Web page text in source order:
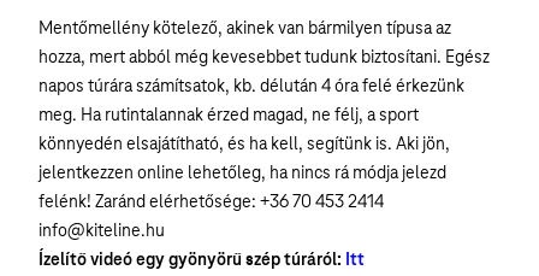
Mentőmellény kötelező, akinek van bármilyen típusa az
hozza, mert abból még kevesebbet tudunk biztosítani. Egész
napos túrára számítsatok, kb. délután 4 óra felé érkezünk
meg. Ha rutintalannak érzed magad, ne félj, a sport
könnyedén elsajátítható, és ha kell, segítünk is. Aki jön,
jelentkezzen online lehetőleg, ha nincs rá módja jelezd
felénk! Zaránd elérhetősége: +36 70 453 2414
info@kiteline.hu
Ízelítő videó egy gyönyörű szép túráról: Itt